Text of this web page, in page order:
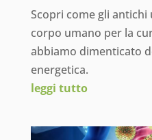
Scopri come gli antichi
corpo umano per la
abbiamo dimenticato
energetica.
leggi tutto